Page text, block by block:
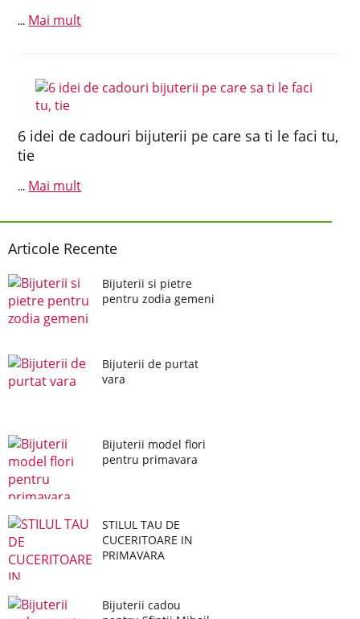
... Mai mult
6 idei de cadouri bijuterii pe care sa ti le faci tu,
tie
... Mai mult
Articole Recente
Bijuterii si pietre
pentru zodia gemeni
Bijuterii de purtat
vara
Bijuterii model flori
pentru primavara
STILUL TAU DE
CUCERITOARE IN
PRIMAVARA
Bijuterii cadou